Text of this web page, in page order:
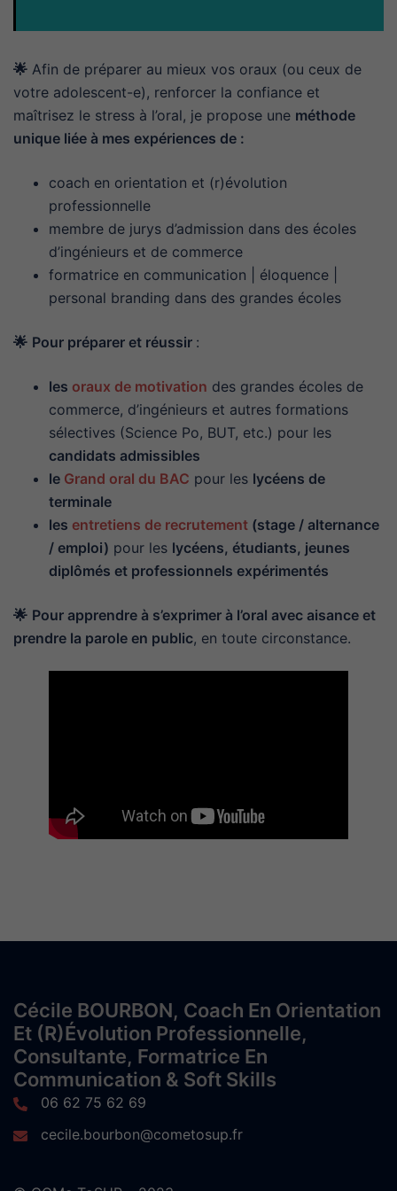
🌟 Afin de préparer au mieux vos oraux (ou ceux de
votre adolescent-e), renforcer la confiance et
maîtrisez le stress à l’oral, je propose une méthode
unique liée à mes expériences de :
coach en orientation et (r)évolution
professionnelle
membre de jurys d’admission dans des écoles
d’ingénieurs et de commerce
formatrice en communication | éloquence |
personal branding dans des grandes écoles
🌟 Pour préparer et réussir :
les oraux de motivation des grandes écoles de
commerce, d’ingénieurs et autres formations
sélectives (Science Po, BUT, etc.) pour les
candidats admissibles
le Grand oral du BAC pour les lycéens de
terminale
les entretiens de recrutement (stage / alternance
/ emploi) pour les lycéens, étudiants, jeunes
diplômés et professionnels expérimentés
🌟 Pour apprendre à s’exprimer à l’oral avec aisance et
prendre la parole en public, en toute circonstance.
Cécile BOURBON, Coach En Orientation
Et (r)évolution Professionnelle,
Consultante, Formatrice En
Communication & Soft Skills
06 62 75 62 69
cecile.bourbon@cometosup.fr